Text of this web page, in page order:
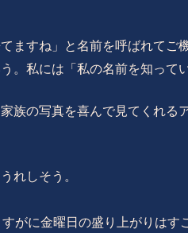
ますね」と名前を呼ばれてご機
。私には「私の名前を知って
族の写真を喜んで見てくれる
れしそう。
がに金曜日の盛り上がりはす